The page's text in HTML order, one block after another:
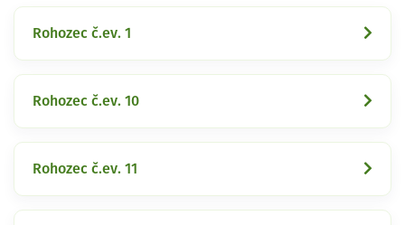
Rohozec č.ev. 1
Rohozec č.ev. 10
Rohozec č.ev. 11